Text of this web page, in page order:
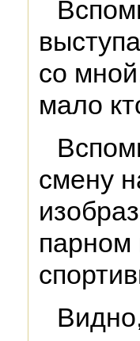
со
мало
смену
парном